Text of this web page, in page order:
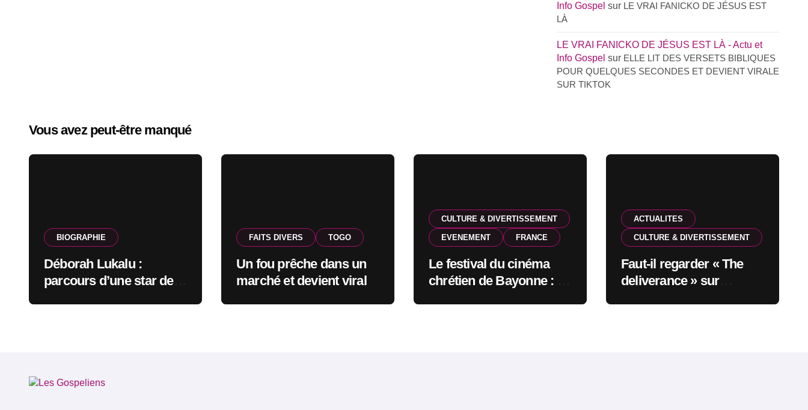
Info Gospel sur LE VRAI FANICKO DE JÉSUS EST
LÀ
LE VRAI FANICKO DE JÉSUS EST LÀ - Actu et
Info Gospel sur ELLE LIT DES VERSETS BIBLIQUES
POUR QUELQUES SECONDES ET DEVIENT VIRALE
SUR TIKTOK
Vous avez peut-être manqué
BIOGRAPHIE
Déborah Lukalu :
parcours d’une star de
FAITS DIVERS TOGO
Un fou prêche dans un
marché et devient viral
CULTURE & DIVERTISSEMENT
EVENEMENT FRANCE
Le festival du cinéma
chrétien de Bayonne : en
ACTUALITES
CULTURE & DIVERTISSEMENT
Faut-il regarder « The
deliverance » sur